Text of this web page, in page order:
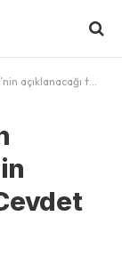
Cevdet Yılmaz duyurdu